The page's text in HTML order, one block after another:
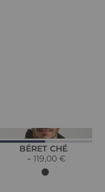
BÉRET CHÉ
119,00 €